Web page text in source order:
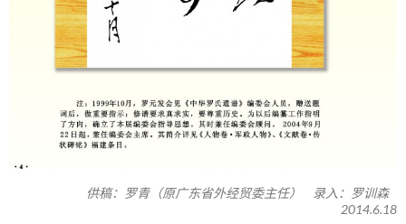
供稿：罗青（原广东省外经贸委主任） 录入：罗训森
2014.6.18